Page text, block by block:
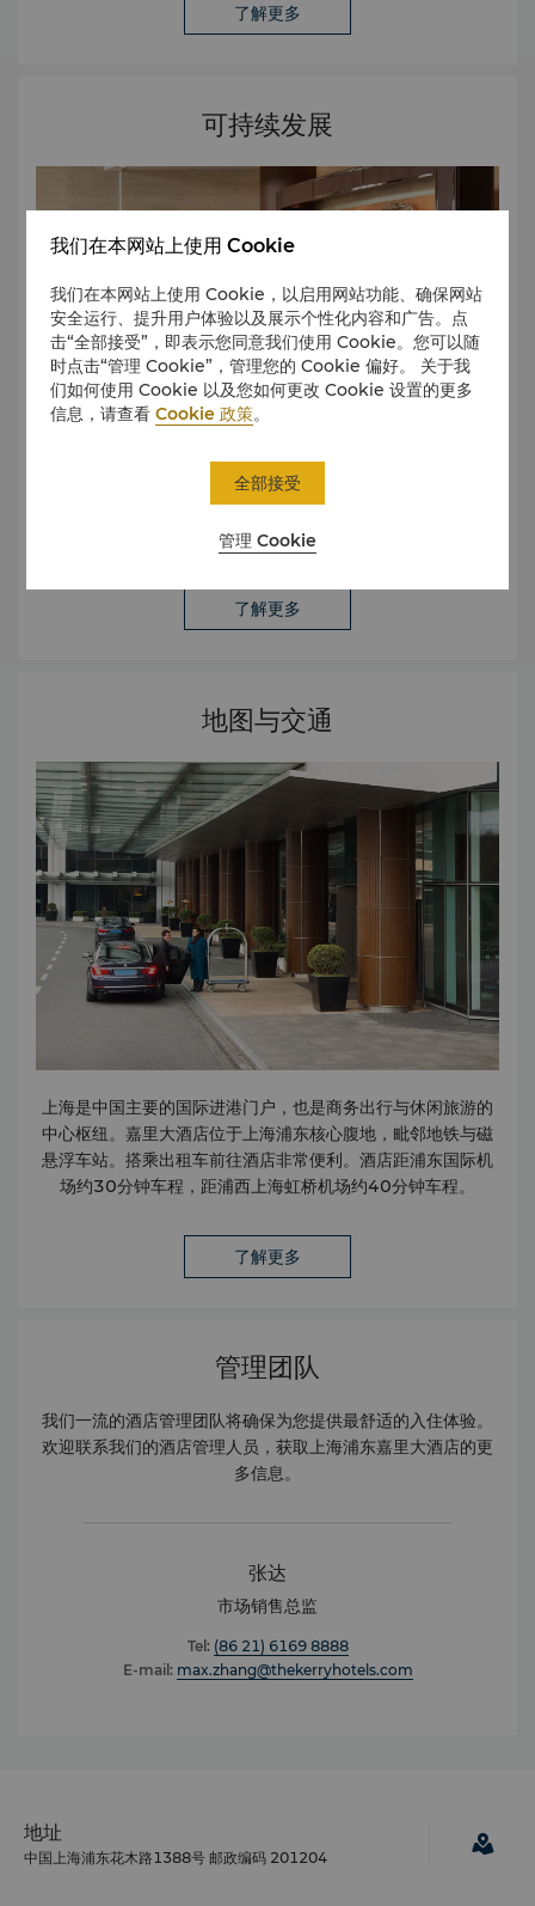
行奖 - 年度休闲酒店奖" ，《旅城》 "2024 年度精选亲子酒店"
度最受欢迎自助餐 -The COOK 厨餐厅" ，《新民品位生活大
赏》 "盛宴 中国餐厅评选 - 最佳西餐厅" ，《盛宴・中国》 "上
海米其林指南入选餐厅" ，《米其林指南》 "2024 年度酒单"
，《侍酒师画报》 "年度最佳西餐厅 – TheMEAT扒餐厅" ，
《初旅行》
了解更多
可持续发展
我们采用彰显对他人关怀的“心形图案”作为我们人文关怀项目
的徽标
了解更多
地图与交通
上海是中国主要的国际进港门户，也是商务出行与休闲旅游的
中心枢纽。嘉里大酒店位于上海浦东核心腹地，毗邻地铁与磁
悬浮车站。搭乘出租车前往酒店非常便利。酒店距浦东国际机
场约30分钟车程，距浦西上海虹桥机场约40分钟车程。
了解更多
管理团队
我们一流的酒店管理团队将确保为您提供最舒适的入住体验。
欢迎联系我们的酒店管理人员，获取上海浦东嘉里大酒店的更
多信息。
张达
市场销售总监
Tel: (86 21) 6169 8888
E-mail: max.zhang@thekerryhotels.com
地址
中国上海浦东花木路1388号 邮政编码 201204
我们在本网站上使用 Cookie
我们在本网站上使用 Cookie，以启用网站功能、确保网站
安全运行、提升用户体验以及展示个性化内容和广告。点
击“全部接受”，即表示您同意我们使用 Cookie。您可以随
时点击“管理 Cookie”，管理您的 Cookie 偏好。 关于我
们如何使用 Cookie 以及您如何更改 Cookie 设置的更多
信息，请查看Cookie 政策。
管理 Cookie
全部接受